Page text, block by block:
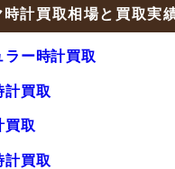
計買取相場と買取実
ラー時計買取
計買取
買取
計買取